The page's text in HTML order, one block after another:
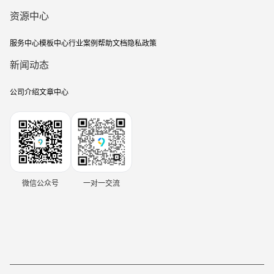
资源中心
服务中心模板中心行业案例帮助文档隐私政策
新闻动态
公司介绍文章中心
微信公众号 一对一交流